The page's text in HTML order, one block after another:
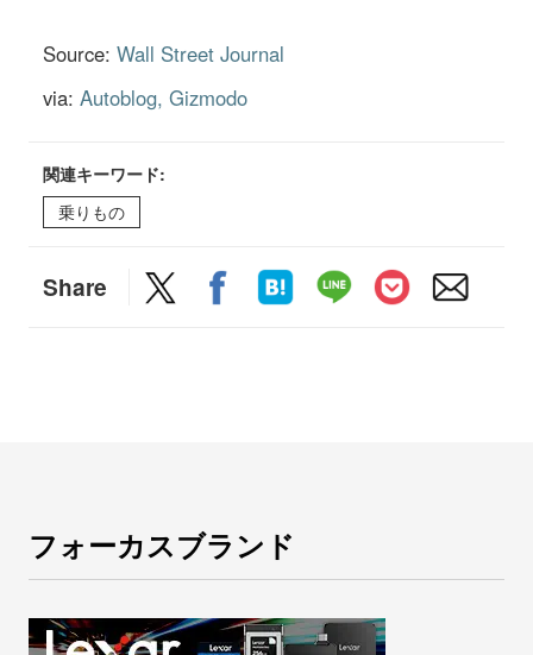
Source: Wall Street Journal
via: Autoblog Gizmodo
関連キーワード:
乗りもの
Share
フォーカスブランド